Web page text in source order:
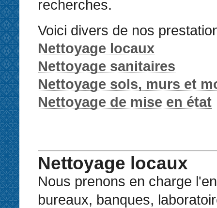
recherches.
Voici divers de nos
Nettoyage locaux
Nettoyage sanitaires
Nettoyage sols, murs et
Nettoyage de mise en état
Nettoyage locaux
Nous prenons en charge
bureaux, banques,